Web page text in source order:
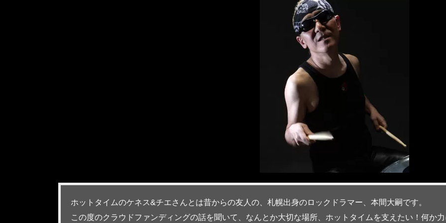
ホットタイムのケネス&チエさんとは昔からの友人の、札幌出身のロックドラマー、本間大嗣です。
この度のクラウドファンディングの話を聞いて、なんとか大切な場所、ホットタイムを支えたい！何か